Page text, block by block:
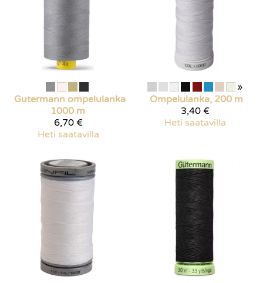
Gutermann ompelulanka
1000 m
6,70 €
Heti saatavilla
»
Ompelulanka, 200 m
3,40 €
Heti saatavilla